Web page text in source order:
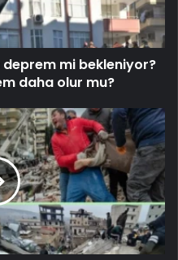
mi bekleniyor?
daha olur mu?